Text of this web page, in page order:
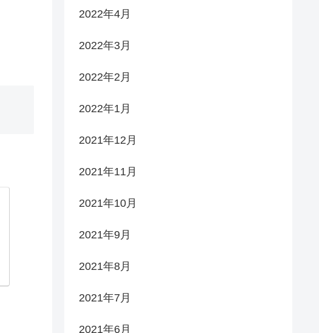
2022年4月
2022年3月
2022年2月
2022年1月
2021年12月
2021年11月
2021年10月
2021年9月
2021年8月
2021年7月
2021年6月